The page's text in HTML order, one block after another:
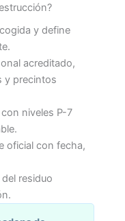
y define
acreditado,
y precintos
niveles P-7
oficial con fecha,
residuo